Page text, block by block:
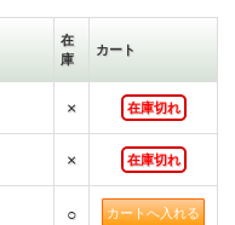
在
庫
カート
× 在庫切れ
× 在庫切れ
○